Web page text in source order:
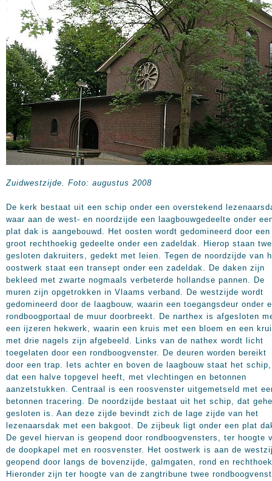
Zuidwestzijde. Foto: augustus 2008
De kerk bestaat uit een schip onder een overstekend
waar aan de west- en noordzijde een laagbouwgedeelte onder
plat dak is aangebouwd. Het oosten wordt gedomineerd door een
groot rechthoekig gedeelte onder een zadeldak. Hierop staan
gesloten dakruiters, gedekt met leien. Tegen de noordzijde van
oostwerk staat een transept onder een zadeldak. De daken zijn
bekleed met zwarte nogmaals verbeterde hollandse pannen. De
muren zijn opgetrokken in Vlaams verband. De westzijde wordt
gedomineerd door de laagbouw, waarin een toegangsdeur onder
rondboogportaal de muur doorbreekt. De narthex is afgesloten
een ijzeren hekwerk, waarin een kruis met een bloem en een
met drie nagels zijn afgebeeld. Links van de nathex wordt licht
toegelaten door een rondboogvenster. De deuren worden bereikt
door een trap. Iets achter en boven de laagbouw staat het schip,
dat een halve topgevel heeft, met vlechtingen en betonnen
aanzetstukken. Centraal is een roosvenster uitgemetseld met
betonnen tracering. De noordzijde bestaat uit het schip, dat
gesloten is. Aan deze zijde bevindt zich de lage zijde van het
lezenaarsdak met een bakgoot. De zijbeuk ligt onder een plat
De gevel hiervan is geopend door rondboogvensters, ter hoogte
de doopkapel met en roosvenster. Het oostwerk is aan de
geopend door langs de bovenzijde, galmgaten, rond en
Hieronder zijn ter hoogte van de zangtribune twee